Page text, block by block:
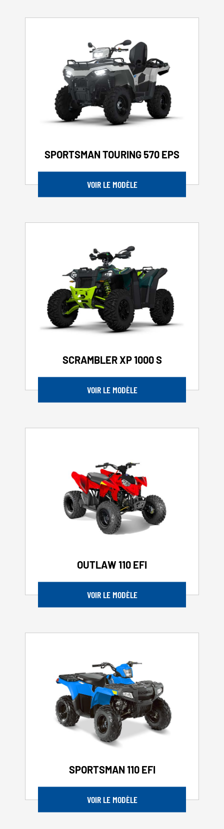
SPORTSMAN TOURING 570 EPS
VOIR LE MODÈLE
SCRAMBLER XP 1000 S
VOIR LE MODÈLE
OUTLAW 110 EFI
VOIR LE MODÈLE
SPORTSMAN 110 EFI
VOIR LE MODÈLE